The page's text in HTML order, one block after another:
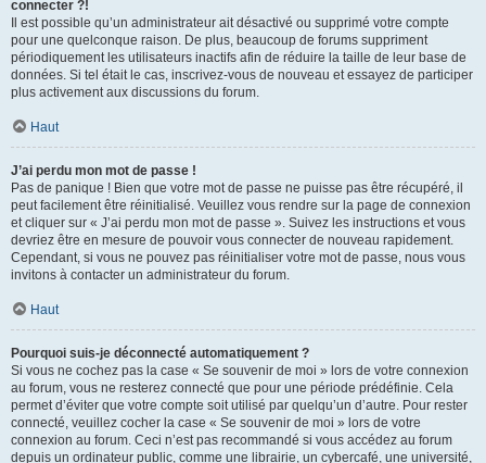
connecter ?!
Il est possible qu’un administrateur ait désactivé ou supprimé votre compte
pour une quelconque raison. De plus, beaucoup de forums suppriment
périodiquement les utilisateurs inactifs afin de réduire la taille de leur base de
données. Si tel était le cas, inscrivez-vous de nouveau et essayez de participer
plus activement aux discussions du forum.
Haut
J’ai perdu mon mot de passe !
Pas de panique ! Bien que votre mot de passe ne puisse pas être récupéré, il
peut facilement être réinitialisé. Veuillez vous rendre sur la page de connexion
et cliquer sur « J’ai perdu mon mot de passe ». Suivez les instructions et vous
devriez être en mesure de pouvoir vous connecter de nouveau rapidement.
Cependant, si vous ne pouvez pas réinitialiser votre mot de passe, nous vous
invitons à contacter un administrateur du forum.
Haut
Pourquoi suis-je déconnecté automatiquement ?
Si vous ne cochez pas la case « Se souvenir de moi » lors de votre connexion
au forum, vous ne resterez connecté que pour une période prédéfinie. Cela
permet d’éviter que votre compte soit utilisé par quelqu’un d’autre. Pour rester
connecté, veuillez cocher la case « Se souvenir de moi » lors de votre
connexion au forum. Ceci n’est pas recommandé si vous accédez au forum
depuis un ordinateur public, comme une librairie, un cybercafé, une université,